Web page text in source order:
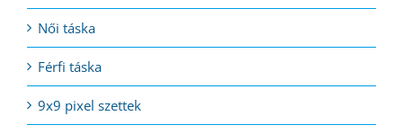
Női táska
Férfi táska
9x9 pixel szettek